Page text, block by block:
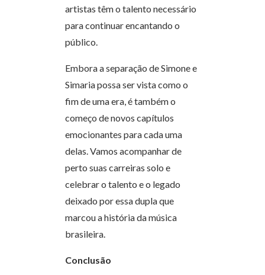
artistas têm o talento necessário
para continuar encantando o
público.
Embora a separação de Simone e
Simaria possa ser vista como o
fim de uma era, é também o
começo de novos capítulos
emocionantes para cada uma
delas. Vamos acompanhar de
perto suas carreiras solo e
celebrar o talento e o legado
deixado por essa dupla que
marcou a história da música
brasileira.
Conclusão